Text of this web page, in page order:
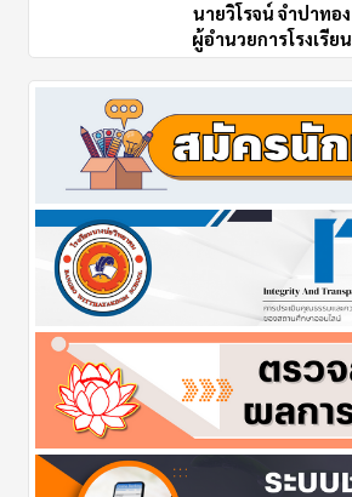
นายวิโรจน์ จำปาทอง
ผู้อำนวยการโรงเรียน